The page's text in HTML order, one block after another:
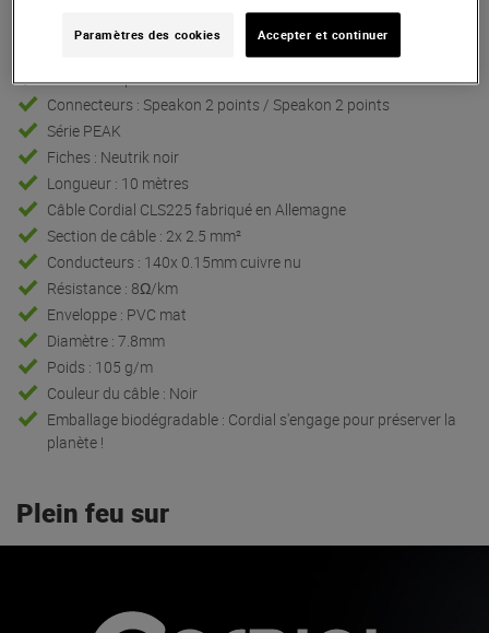
Câble haut-parleur
Connecteurs : Speakon 2 points / Speakon 2 points
Série PEAK
Fiches : Neutrik noir
Longueur : 10 mètres
Câble Cordial CLS225 fabriqué en Allemagne
Section de câble : 2x 2.5 mm²
Conducteurs : 140x 0.15mm cuivre nu
Résistance : 8Ω/km
Enveloppe : PVC mat
Diamètre : 7.8mm
Poids : 105 g/m
Couleur du câble : Noir
Emballage biodégradable : Cordial s'engage pour préserver la
planète !
Plein feu sur
Paramètres des cookies Accepter et continuer